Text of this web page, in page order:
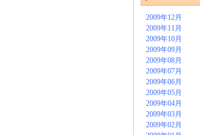
2009年12月
2009年11月
2009年10月
2009年09月
2009年08月
2009年07月
2009年06月
2009年05月
2009年04月
2009年03月
2009年02月